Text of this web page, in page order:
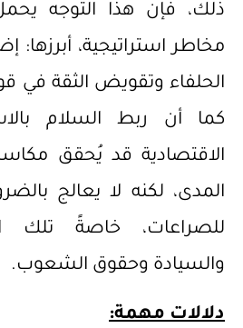
ذلك، فإن هذا التوجه
مخاطر استراتيجية،
الحلفاء وتقويض الثقة في
كما أن ربط السلام
الاقتصادية قد يُحقق
المدى، لكنه لا يعالج
للصراعات، خاصةً تلك
والسيادة وحقوق الشعوب.
دلالات مهمة: